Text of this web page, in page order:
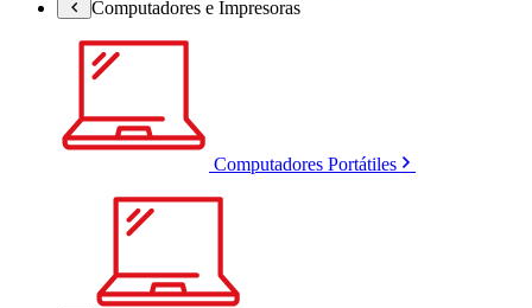
Computadores e Impresoras
Computadores Portátiles